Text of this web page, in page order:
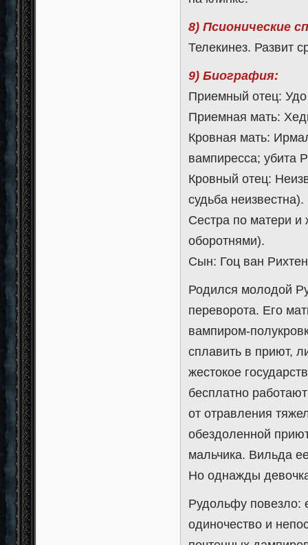
8) Псионические
Телекинез. Развит
9) Биография:
Приемный отец: Удо
Приемная мать:
Кровная мать:
вампиресса; убита
Кровный отец:
судьба неизвестна).
Сестра по матери и
оборотнями).
Сын: Гоц ван
Родился молодой
переворота. Его
вампиром-
сплавить в приют,
жестокое
бесплатно
от отравления
обездоленной
мальчика. Вильда
Но однажды
Рудольфу повезло:
одиночество и